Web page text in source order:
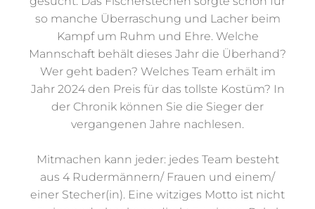
Sache: Es wird der/ die Stecherkönig(in)
gesucht. Das Fischerstechen sorgte schon für
so manche Überraschung und Lacher beim
Kampf um Ruhm und Ehre. Welche
Mannschaft behält dieses Jahr die Überhand?
Wer geht baden? Welches Team erhält im
Jahr 2024 den Preis für das tollste Kostüm? In
der Chronik können Sie die Sieger der
Mitmachen kann jeder: jedes Team besteht
aus 4 Rudermännern/ Frauen und einem/